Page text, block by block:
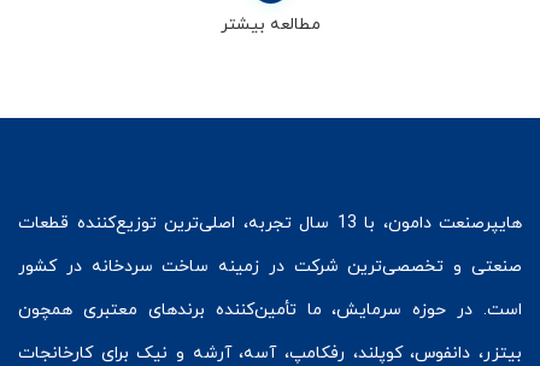
مطالعه بیشتر
هایپرصنعت
دامون، با 13 سال تجربه، اصلی‌ترین توزیع‌کننده قطعات
صنعتی و تخصصی‌ترین شرکت در زمینه ساخت سردخانه در کشور
است. در حوزه سرمایش، ما تأمین‌کننده برندهای معتبری همچون
بیتزر، دانفوس،کوپلند، رفکامپ، آسه، آرشه و نیک برای کارخانجات